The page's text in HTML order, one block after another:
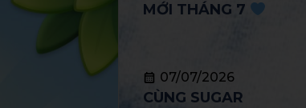
MỚI THÁNG 7
07/07/2026
CÙNG SUGAR